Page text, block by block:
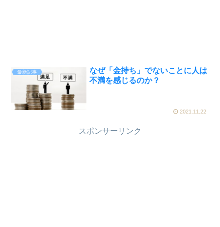
最新記事
なぜ「金持ち」でないことに人は
不満を感じるのか？
2021.11.22
スポンサーリンク